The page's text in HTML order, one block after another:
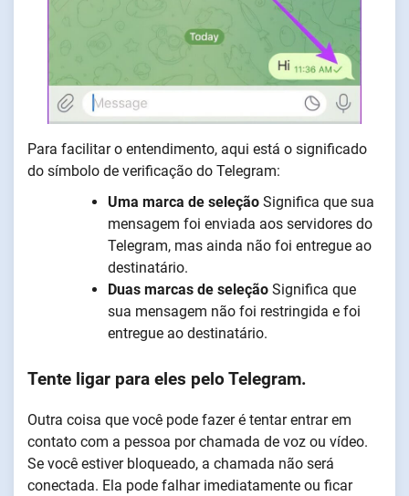
Para facilitar o entendimento, aqui está o significado
do símbolo de verificação do Telegram:
Uma marca de seleção Significa que sua
mensagem foi enviada aos servidores do
Telegram, mas ainda não foi entregue ao
destinatário.
Duas marcas de seleção Significa que
sua mensagem não foi restringida e foi
entregue ao destinatário.
Tente ligar para eles pelo Telegram.
Outra coisa que você pode fazer é tentar entrar em
contato com a pessoa por chamada de voz ou vídeo.
Se você estiver bloqueado, a chamada não será
conectada. Ela pode falhar imediatamente ou ficar